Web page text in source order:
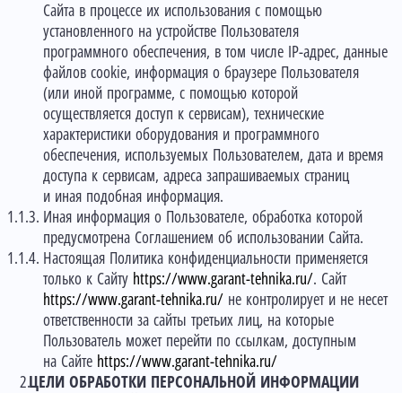
Сайта в процессе их использования с помощью
установленного на устройстве Пользователя
программного обеспечения, в том числе IP-адрес, данные
файлов cookie, информация о браузере Пользователя
(или иной программе, с помощью которой
осуществляется доступ к сервисам), технические
характеристики оборудования и программного
обеспечения, используемых Пользователем, дата и время
доступа к сервисам, адреса запрашиваемых страниц
и иная подобная информация.
Иная информация о Пользователе, обработка которой
предусмотрена Соглашением об использовании Сайта.
Настоящая Политика конфиденциальности применяется
только к Сайту https://www.garant-tehnika.ru/. Сайт
https://www.garant-tehnika.ru/ не контролирует и не несет
ответственности за сайты третьих лиц, на которые
Пользователь может перейти по ссылкам, доступным
на Сайте https://www.garant-tehnika.ru/
ЦЕЛИ ОБРАБОТКИ ПЕРСОНАЛЬНОЙ ИНФОРМАЦИИ